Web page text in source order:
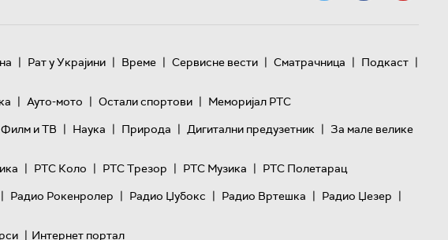
| Рат у Украјини | Време | Сервисне вести | Сматрачница | Подкаст |
| Ауто-мото | Остали спортови | Меморијал РТС
Филм и ТВ | Наука | Природа | Дигитални предузетник | За мале велике
| РТС Коло | РТС Трезор | РТС Музика | РТС Полетарац
| Радио Рокенролер | Радио Џубокс | Радио Вртешка | Радио Џезер |
| Интернет портал